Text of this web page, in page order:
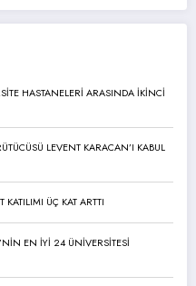
HASTANELERİ ARASINDA İKİNCİ
LEVENT KARACAN’I KABUL
ÜÇ KAT ARTTI
EN İYİ 24 ÜNİVERSİTESİ